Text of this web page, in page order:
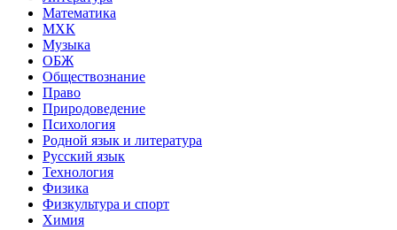
Математика
МХК
Музыка
ОБЖ
Обществознание
Право
Природоведение
Психология
Родной язык и литература
Русский язык
Технология
Физика
Физкультура и спорт
Химия